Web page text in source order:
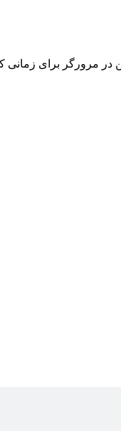
در مرورگر برای زمانی